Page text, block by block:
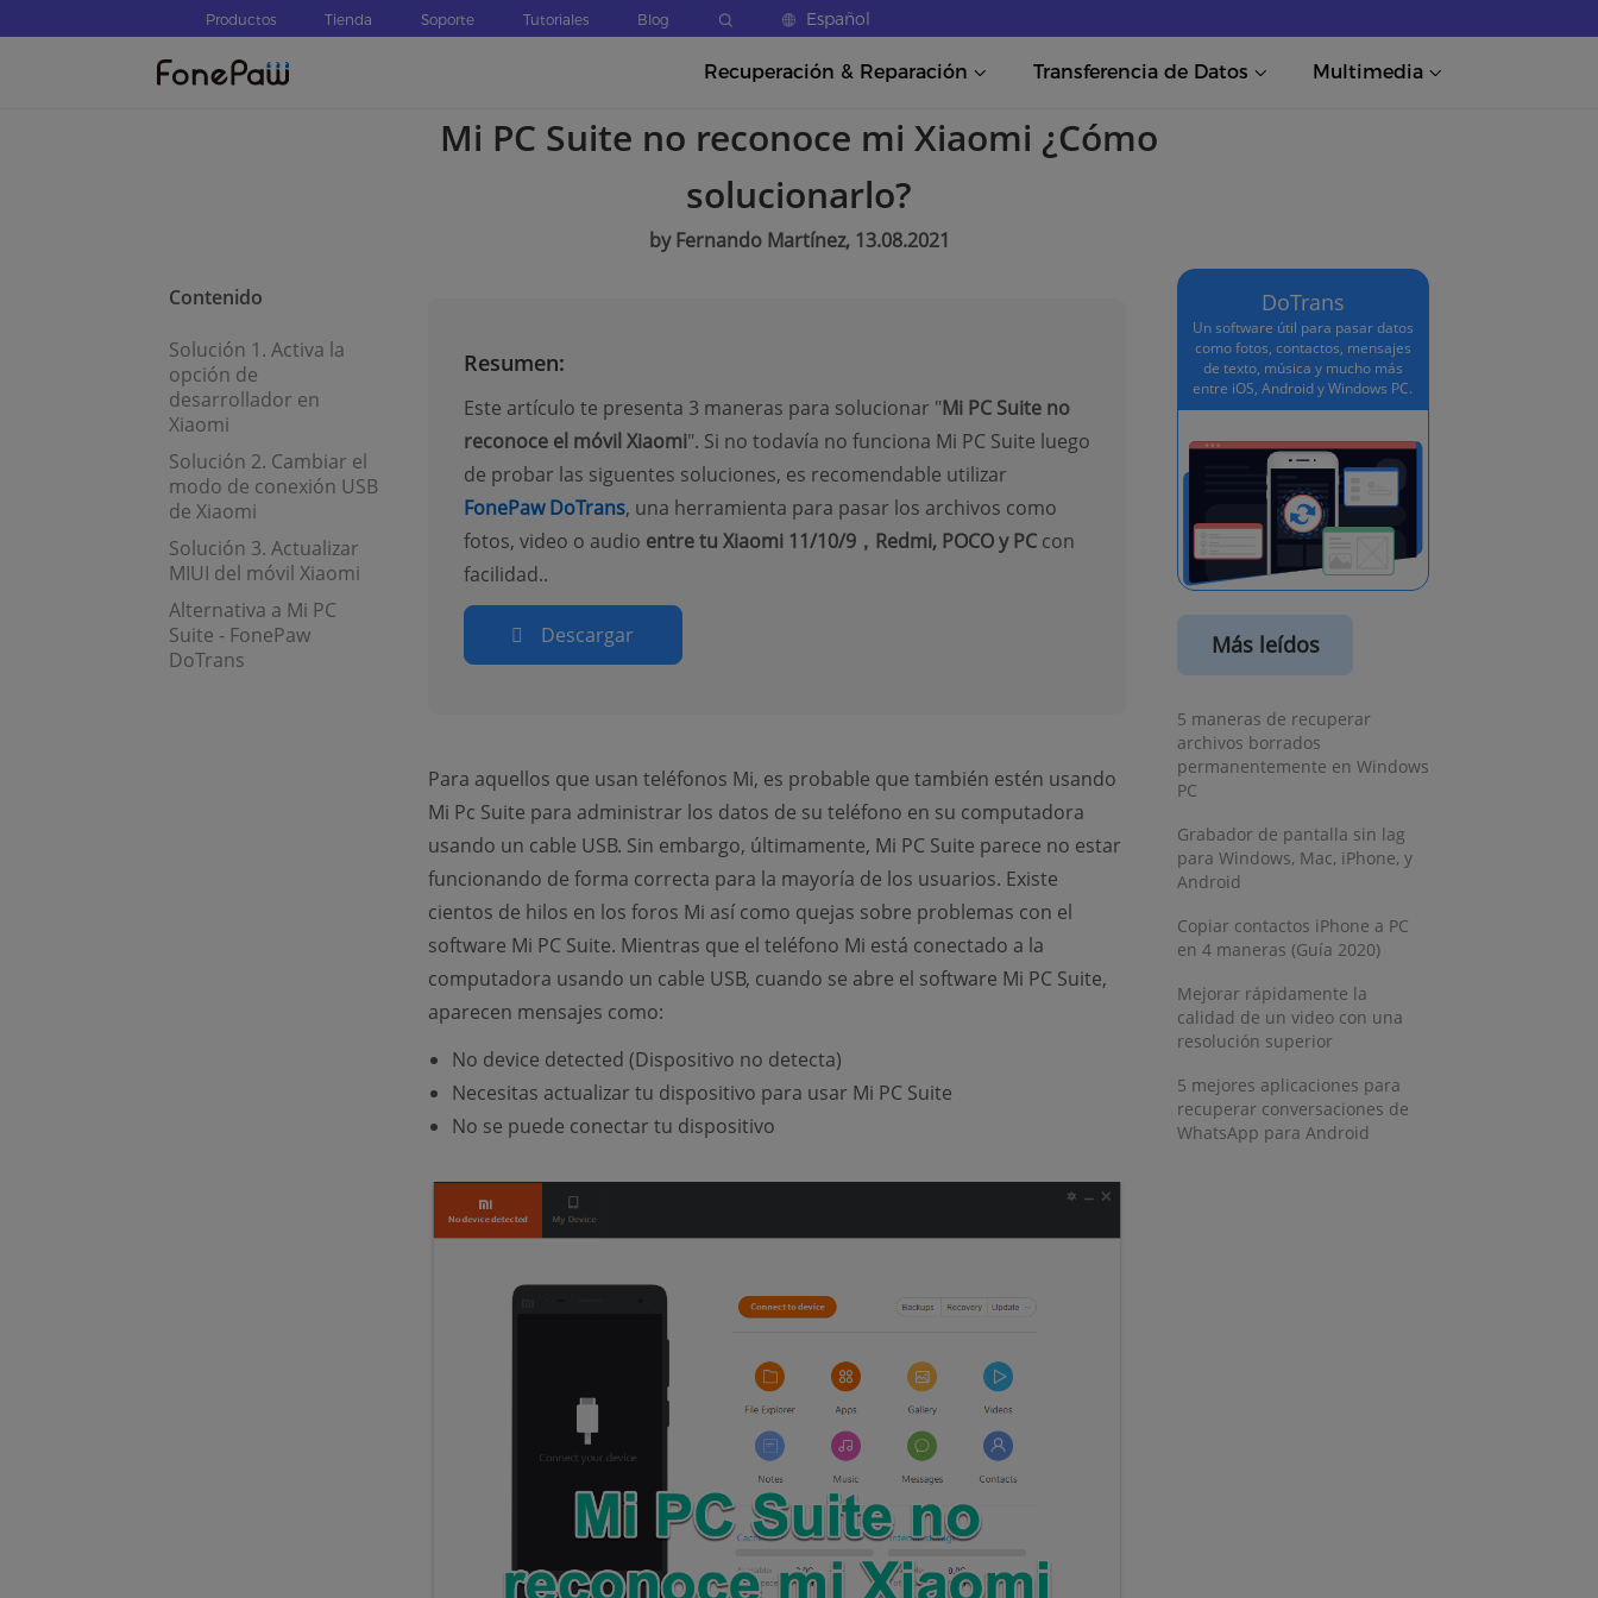
Productos Tienda Soporte Tutoriales Blog Español
Recuperación & Reparación Transferencia de Datos Multimedia
Mi PC Suite no reconoce mi Xiaomi ¿Cómo
solucionarlo?
by Fernando Martínez, 13.08.2021
Contenido
Solución 1. Activa la
opción de
desarrollador en
Xiaomi
Solución 2. Cambiar el
modo de conexión USB
de Xiaomi
Solución 3. Actualizar
MIUI del móvil Xiaomi
Alternativa a Mi PC
Suite - FonePaw
DoTrans
Resumen:
Este artículo te presenta 3 maneras para solucionar "Mi PC Suite no
reconoce el móvil Xiaomi". Si no todavía no funciona Mi PC Suite luego
de probar las siguentes soluciones, es recomendable utilizar
FonePaw DoTrans, una herramienta para pasar los archivos como
fotos, video o audio entre tu Xiaomi 11/10/9，Redmi, POCO y PCcon
facilidad..
Descargar
Para aquellos que usan teléfonos Mi, es probable que también estén usando
Mi Pc Suite para administrar los datos de su teléfono en su computadora
usando un cable USB. Sin embargo, últimamente, Mi PC Suite parece no estar
funcionando de forma correcta para la mayoría de los usuarios. Existe
cientos de hilos en los foros Mi así como quejas sobre problemas con el
software Mi PC Suite. Mientras que el teléfono Mi está conectado a la
computadora usando un cable USB, cuando se abre el software Mi PC Suite,
aparecen mensajes como:
No device detected (Dispositivo no detecta)
Necesitas actualizar tu dispositivo para usar Mi PC Suite
No se puede conectar tu dispositivo
DoTrans
Un software útil para pasar datos
como fotos, contactos, mensajes
de texto, música y mucho más
entre iOS, Android y Windows PC.
Más leídos
5 maneras de recuperar
archivos borrados
permanentemente en Windows
PC
Grabador de pantalla sin lag
para Windows, Mac, iPhone, y
Android
Copiar contactos iPhone a PC
en 4 maneras (Guía 2020)
Mejorar rápidamente la
calidad de un video con una
resolución superior
5 mejores aplicaciones para
recuperar conversaciones de
WhatsApp para Android